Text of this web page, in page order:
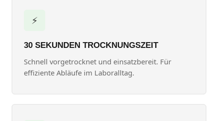
⚡
30 SEKUNDEN TROCKNUNGSZEIT
Schnell vorgetrocknet und einsatzbereit. Für
effiziente Abläufe im Laboralltag.